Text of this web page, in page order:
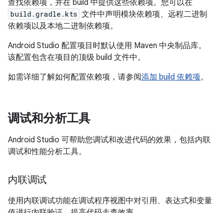
查找依赖项，并在 build 中提供这些依赖项。您可以在
build.gradle.kts 文件中声明模块依赖项、远程二进制
依赖项以及本地二进制依赖项。
Android Studio 配置项目时默认使用 Maven 中央制品库。
该配置包含在项目的顶级 build 文件中。
如需详细了解如何配置依赖项，请参阅添加 build 依赖项。
调试和分析工具
Android Studio 可帮助您调试和改进代码的效果，包括内联
调试和性能分析工具。
内联调试
使用内联调试功能在调试程序视图中对引用、表达式和变量